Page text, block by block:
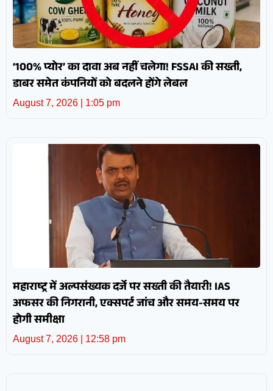
‘100% प्योर’ का दावा अब नहीं चलेगा! FSSAI की सख्ती,
डाबर समेत कंपनियों को बदलने होंगे लेबल
August 7, 2026 1:05 pm
महाराष्ट्र में अल्पसंख्यक दर्जे पर सख्ती की तैयारी! IAS
अफसर की निगरानी, एक्सपर्ट जांच और समय-समय पर
होगी समीक्षा
August 7, 2026 12:58 pm